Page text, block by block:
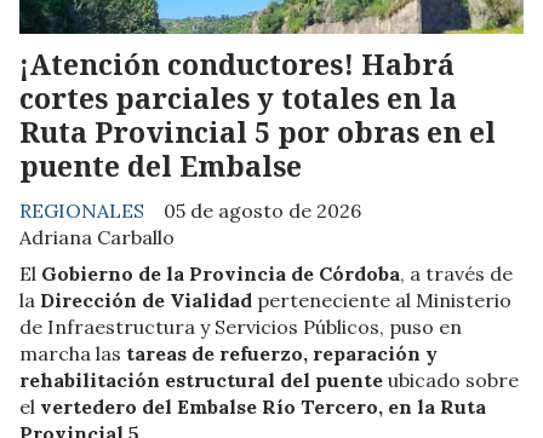
¡Atención conductores! Habrá
cortes parciales y totales en la
Ruta Provincial 5 por obras en el
puente del Embalse
Adriana Carballo
REGIONALES 05 de agosto de 2026
El Gobierno de la Provincia de Córdoba, a través de
la Dirección de Vialidad perteneciente al Ministerio
de Infraestructura y Servicios Públicos, puso en
marcha las tareas de refuerzo, reparación y
rehabilitación estructural del puente ubicado sobre
el vertedero del Embalse Río Tercero, en la Ruta
Provincial 5.